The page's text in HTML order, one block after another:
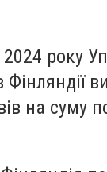
року
Фінляндії
на суму